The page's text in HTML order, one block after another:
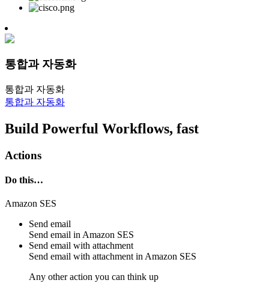
통합과 자동화
통합과 자동화
통합과 자동화
Build Powerful Workflows, fast
Actions
Do this…
Amazon SES
Send email
Send email inAmazon SES
Send email with attachment
Send email with attachmentinAmazon SES
Any other action you can think up